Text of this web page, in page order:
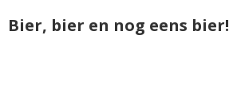
Bier, bier en nog eens bier!